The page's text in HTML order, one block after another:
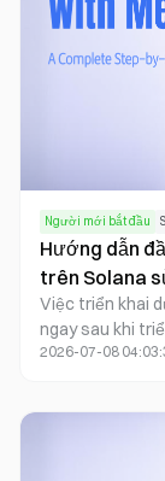
Người mới bắt đầu
Hướng dẫn
trên Solana
Việc triển khai
ngay sau khi
thuật có thể lặp
phần
Testnet, dự án
2026-07-08